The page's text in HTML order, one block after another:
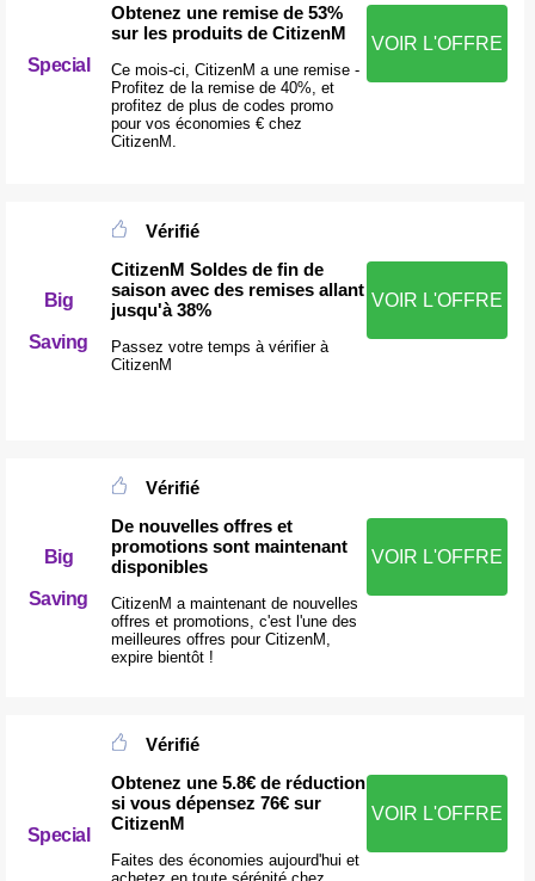
Special
Obtenez une remise de 53%
sur les produits de CitizenM
Ce mois-ci, CitizenM a une remise -
Profitez de la remise de 40%, et
profitez de plus de codes promo
pour vos économies € chez
CitizenM.
VOIR L'OFFRE
Big
Saving
Vérifié
CitizenM Soldes de fin de
saison avec des remises allant
jusqu'à 38%
Passez votre temps à vérifier à
CitizenM
VOIR L'OFFRE
Big
Saving
Vérifié
De nouvelles offres et
promotions sont maintenant
disponibles
CitizenM a maintenant de nouvelles
offres et promotions, c'est l'une des
meilleures offres pour CitizenM,
expire bientôt !
VOIR L'OFFRE
Special
Vérifié
Obtenez une 5.8€ de réduction
si vous dépensez 76€ sur
CitizenM
Faites des économies aujourd'hui et
VOIR L'OFFRE